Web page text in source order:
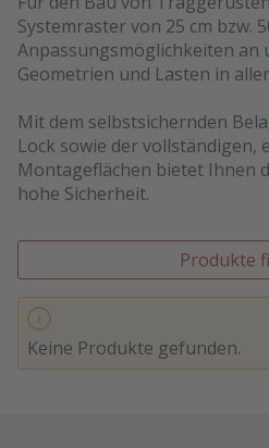
Systemraster von 25 cm bzw.
Anpassungsmöglichkeiten an
Geometrien und Lasten in
Mit dem selbstsichernden
Lock sowie der vollständigen,
Montageflächen bietet Ihnen
hohe Sicherheit.
Produkte
Keine Produkte gefunden.